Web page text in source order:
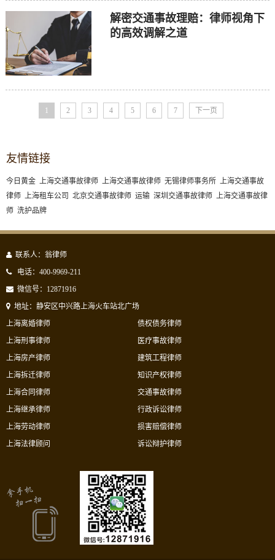
解密交通事故理赔：律师视角下
的高效调解之道
1 2 3 4 5 6 7 下一页
友情链接
今日黄金 上海交通事故律师 上海交通事故律师 无锡律师事务所 上海交通事故
律师 上海租车公司 北京交通事故律师 运输 深圳交通事故律师 上海交通事故律
师 洗护品牌
联系人：翁律师
电话：400-9969-211
微信号：12871916
地址：静安区中兴路上海火车站北广场
上海离婚律师
上海刑事律师
上海房产律师
上海拆迁律师
债权债务律师
医疗事故律师
建筑工程律师
知识产权律师
上海合同律师
上海继承律师
上海劳动律师
上海法律顾问
交通事故律师
行政诉讼律师
损害赔偿律师
诉讼辩护律师